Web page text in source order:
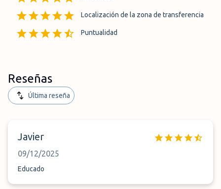
Localización de la zona de transferencia
Puntualidad
Reseñas
Última reseña
Javier
09/12/2025
Educado